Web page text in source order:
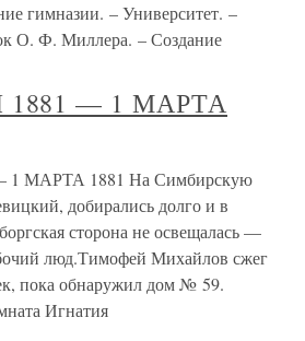
гимназии. – Университет. –
О. Ф. Миллера. – Создание
1881 — 1 МАРТА
МАРТА 1881 На Симбирскую
добирались долго и в
сторона не освещалась —
люд.Тимофей Михайлов сжег
пока обнаружил дом № 59.
Игнатия